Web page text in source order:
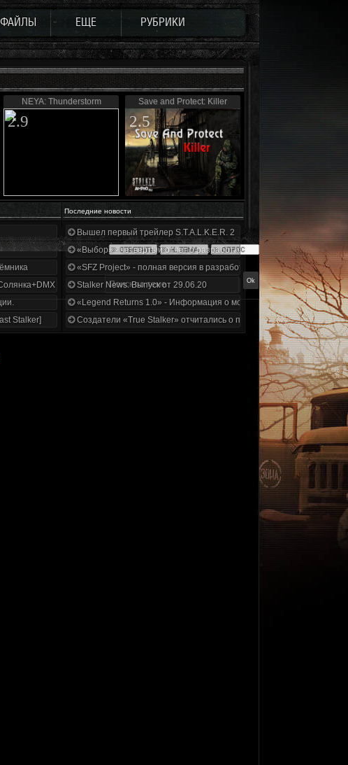
ФАЙЛЫ ЕЩЕ РУБРИКИ
NEYA: Thunderstorm
2.9
Save and Protect: Killer
2.5
Последние новости
1.3.5.ООП.МА.К.
Stalker]
Вышел первый трейлер S.T.A.L.K.E.R. 2
«Выбор» - четвертый отчет о разработке!
«SFZ Project» - полная версия в разработке!
Stalker News. Выпуск от 29.06.20
«Legend Returns 1.0» - Информация о моде за июнь 2020
Создатели «True Stalker» отчитались о проделанной работе